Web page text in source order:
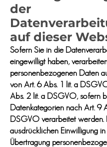
der
auf dieser
Sofern Sie in die
eingewilligt haben,
personenbezogenen Daten
von Art. 6 Abs. 1 lit. a
Abs. 2 lit. a DSGVO, sofern
Datenkategorien nach Art. 9
DSGVO verarbeitet werden.
ausdrücklichen Einwilligung
Übertragung